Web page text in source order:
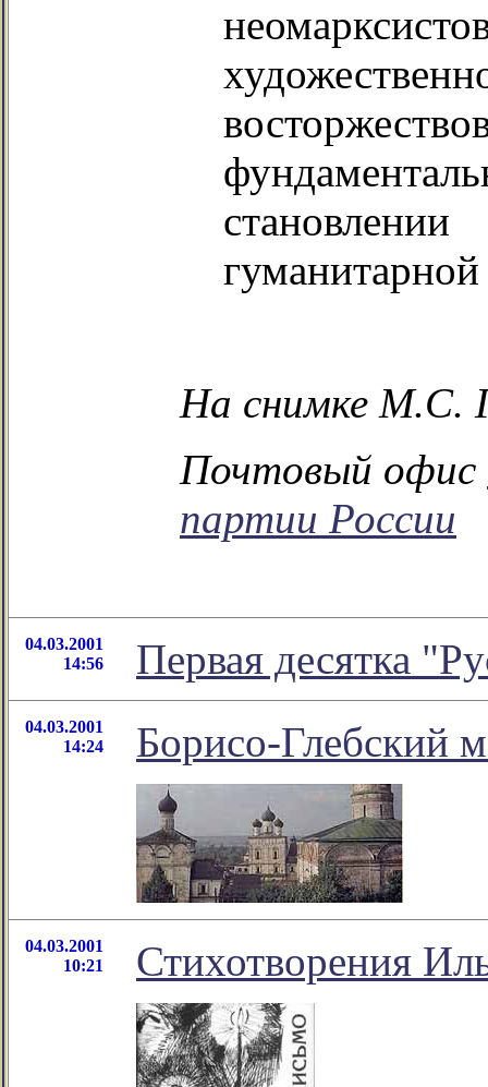
На снимке М.С.
Почтовый офис
партии России
04.03.2001
14:56
Первая десятка
04.03.2001
14:24
Борисо-Глебский
04.03.2001
10:21
Стихотворения